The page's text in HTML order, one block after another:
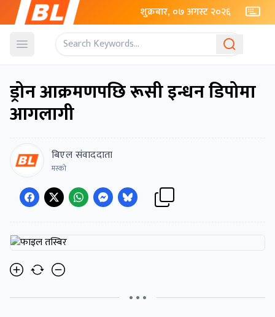
शुक्रबार, ०७ अगस्ट २०२६
Open menu
ड्रोन आक्रमणपछि रूसी इन्धन डिपोमा
आगलागी
बिएल संवाददाता
मस्को
• • •